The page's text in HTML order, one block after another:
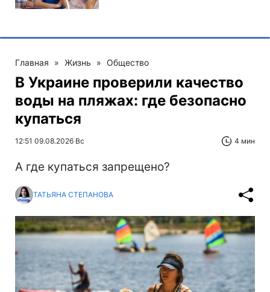
Главная » Жизнь » Общество
В Украине проверили качество
воды на пляжах: где безопасно
купаться
12:51 09.08.2026 Вс 4 мин
А где купаться запрещено?
ТАТЬЯНА СТЕПАНОВА